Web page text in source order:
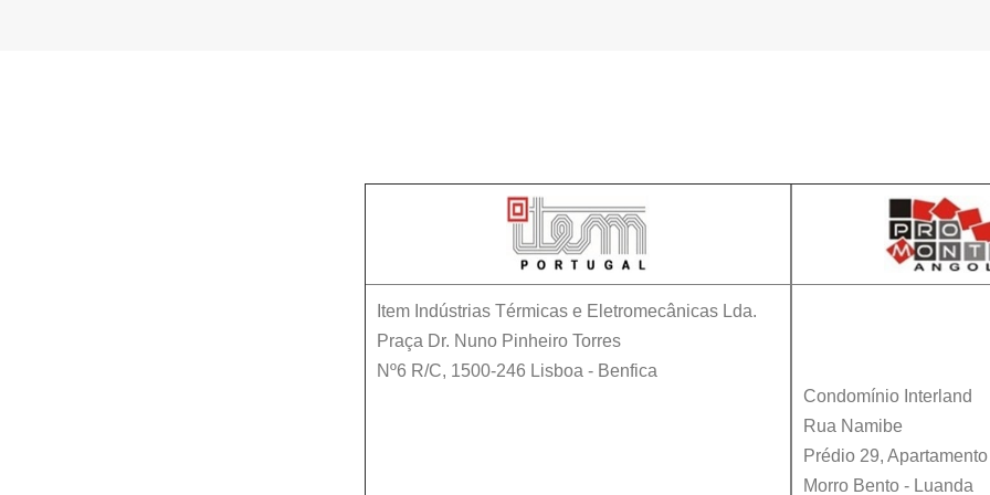
Item Indústrias Térmicas e Eletromecânicas Lda.
Praça Dr. Nuno Pinheiro Torres
Nº6 R/C, 1500-246 Lisboa - Benfica
Condomínio Interland
Rua Namibe
Prédio 29,
Morro Bento - Luanda